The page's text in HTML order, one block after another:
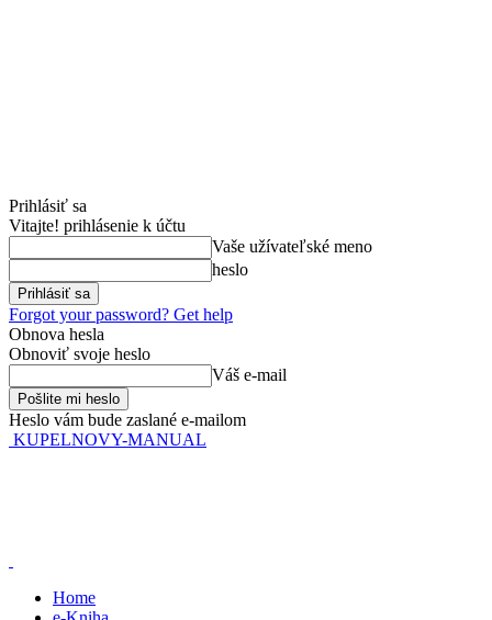
Prihlásiť sa
Vitajte! prihlásenie k účtu
Vaše užívateľské meno
heslo
Forgot your password? Get help
Obnova hesla
Obnoviť svoje heslo
Váš e-mail
Heslo vám bude zaslané e-mailom
KUPELNOVY-MANUAL
Home